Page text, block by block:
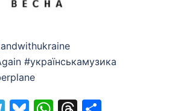
#українськамузика